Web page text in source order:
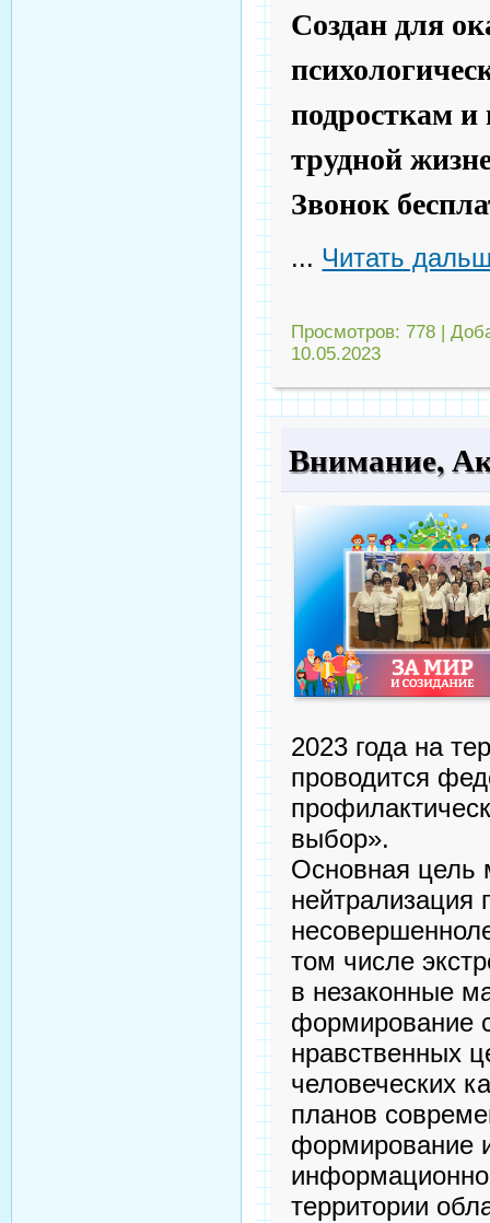
Создан для
подросткам
трудной
Звонок
... Читать
Просмотров: 778 |
10.05.2023
Внимание,
2023 года на
проводится
выбор».
Основная цель
нейтрализация
том числе
в незаконные
формирование
нравственных
человеческих
планов
формирование
территории